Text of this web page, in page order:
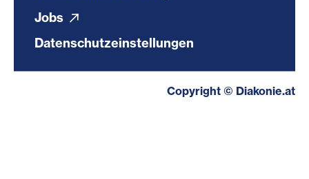
Jobs
Datenschutzeinstellungen
Copyright © Diakonie.at